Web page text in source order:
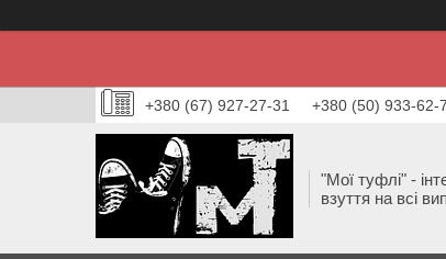
+380 (67) 927-27-31 +380 (50) 933-62-
"Мої туфлі" -
взуття на всі